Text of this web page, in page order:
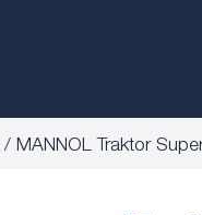
MANNOL Traktor